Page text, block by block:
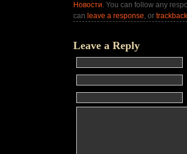
Новости. You can follow any
can leave a response, or trackback
Leave a Reply